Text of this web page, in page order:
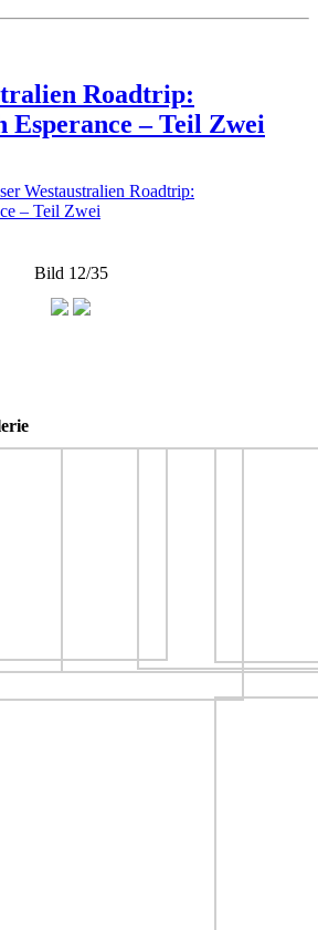
Roadtrip:
Esperance – Teil Zwei
Westaustralien Roadtrip:
– Teil Zwei
Bild 12/35